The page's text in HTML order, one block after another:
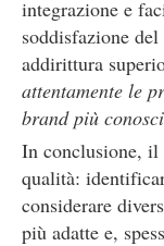
integrazione e
soddisfazione
addirittura
attentamente le
brand più
In conclusione, il
qualità:
considerare
più adatte e,